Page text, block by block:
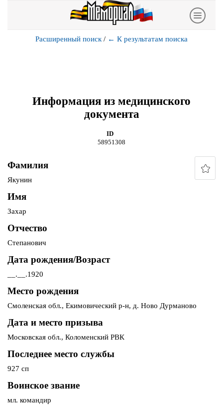
Расширенный поиск / ← К результатам поиска
Информация из медицинского
документа
ID
58951308
Фамилия
Якунин
Имя
Захар
Отчество
Степанович
Дата рождения/Возраст
__.__.1920
Место рождения
Смоленская обл., Екимовический р-н, д. Ново Дурманово
Дата и место призыва
Московская обл., Коломенский РВК
Последнее место службы
927 сп
Воинское звание
мл. командир